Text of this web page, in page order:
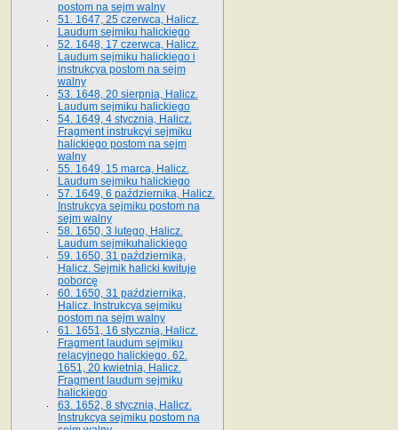
postom na sejm walny
51. 1647, 25 czerwca, Halicz.
Laudum sejmiku halickiego
52. 1648, 17 czerwca, Halicz.
Laudum sejmiku halickiego i
instrukcya postom na sejm
walny
53. 1648, 20 sierpnia, Halicz.
Laudum sejmiku halickiego
54. 1649, 4 stycznia, Halicz.
Fragment instrukcyi sejmiku
halickiego postom na sejm
walny
55. 1649, 15 marca, Halicz.
Laudum sejmiku halickiego
57. 1649, 6 października, Halicz.
Instrukcya sejmiku postom na
sejm walny
58. 1650, 3 lutego, Halicz.
Laudum sejmikuhalickiego
59. 1650, 31 października,
Halicz. Sejmik halicki kwituje
poborcę
60. 1650, 31 października,
Halicz. Instrukcya sejmiku
postom na sejm walny
61. 1651, 16 stycznia, Halicz.
Fragment laudum sejmiku
relacyjnego halickiego. 62.
1651, 20 kwietnia, Halicz.
Fragment laudum sejmiku
halickiego
63. 1652, 8 stycznia, Halicz.
Instrukcya sejmiku postom na